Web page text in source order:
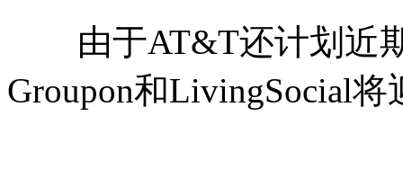
由于AT&T还计划近期
Groupon和LivingSocial